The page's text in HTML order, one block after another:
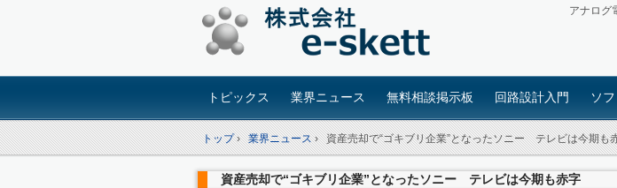
アナログ
トピックス 業界ニュース 無料相談掲示板 回路設計入門 ソ
トップ› 業界ニュース› 資産売却で“ゴキブリ企業”となったソニー テレビは今期も
資産売却で“ゴキブリ企業”となったソニー テレビは今期も赤字